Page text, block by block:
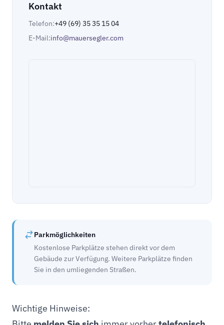
Kontakt
Telefon:+49 (69) 35 35 15 04
E-Mail:info@mauersegler.com
Parkmöglichkeiten
Kostenlose Parkplätze stehen direkt vor dem
Gebäude zur Verfügung. Weitere Parkplätze finden
Sie in den umliegenden Straßen.
Wichtige Hinweise: